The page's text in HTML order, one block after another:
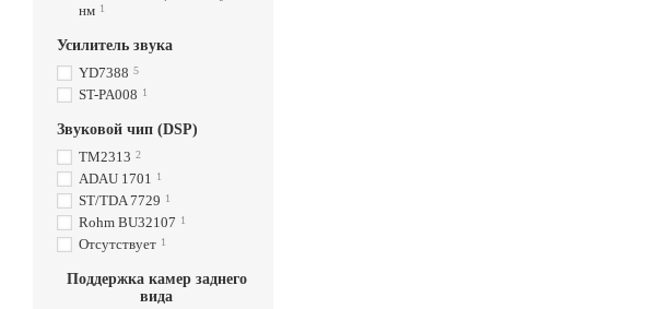
нм 1
Усилитель звука
YD7388 5
ST-PA008 1
Звуковой чип (DSP)
TM2313 2
ADAU 1701 1
ST/TDA 7729 1
Rohm BU32107 1
Отсутствует 1
Поддержка камер заднего
вида